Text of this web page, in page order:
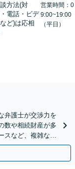
方法(対
電話・ビデ
ど)は応相
営業時間：0
9:00~19:00
（平日）
弁護士が交渉力を
数や相続財産が多
スなど、複雑な事
相談可